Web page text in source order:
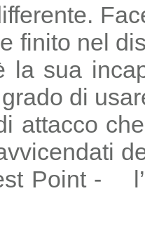
finito nel
la sua
di
attacco
Point - l’